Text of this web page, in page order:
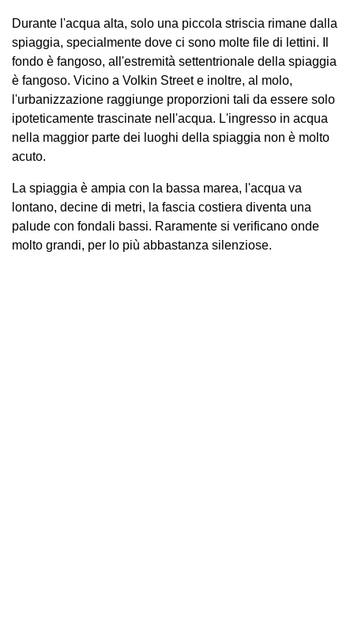
Durante l'acqua alta, solo una piccola striscia rimane dalla
spiaggia, specialmente dove ci sono molte file di lettini. Il
fondo è fangoso, all'estremità settentrionale della spiaggia
è fangoso. Vicino a Volkin Street e inoltre, al molo,
l'urbanizzazione raggiunge proporzioni tali da essere solo
ipoteticamente trascinate nell'acqua. L'ingresso in acqua
nella maggior parte dei luoghi della spiaggia non è molto
acuto.
La spiaggia è ampia con la bassa marea, l'acqua va
lontano, decine di metri, la fascia costiera diventa una
palude con fondali bassi. Raramente si verificano onde
molto grandi, per lo più abbastanza silenziose.